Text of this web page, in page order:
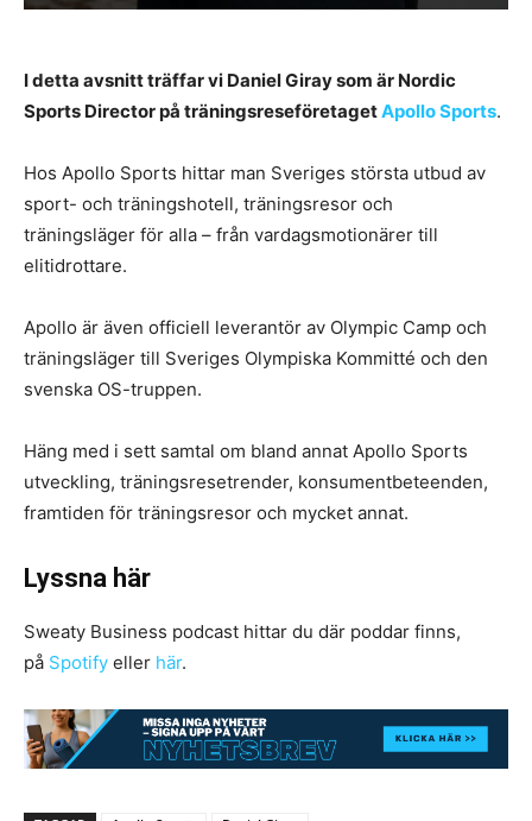
I detta avsnitt träffar vi Daniel Giray som är Nordic
Sports Director på träningsreseföretagetApollo Sports.
Hos Apollo Sports hittar man Sveriges största utbud av
sport- och träningshotell, träningsresor och
träningsläger för alla – från vardagsmotionärer till
elitidrottare.
Apollo är även officiell leverantör av Olympic Camp och
träningsläger till Sveriges Olympiska Kommitté och den
svenska OS-truppen.
Häng med i sett samtal om bland annat Apollo Sports
utveckling, träningsresetrender, konsumentbeteenden,
framtiden för träningsresor och mycket annat.
Lyssna här
Sweaty Business podcast hittar du där poddar finns,
på Spotify eller här.